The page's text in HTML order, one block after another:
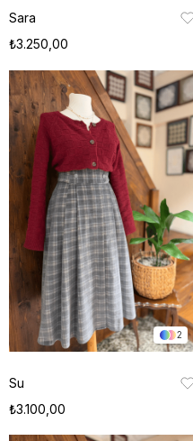
Sara
₺3.250,00
2
Su
₺3.100,00